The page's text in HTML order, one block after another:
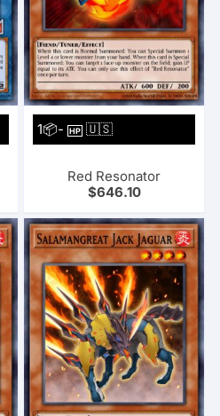
1📦-HP 🇺🇸
Red Resonator
$646.10